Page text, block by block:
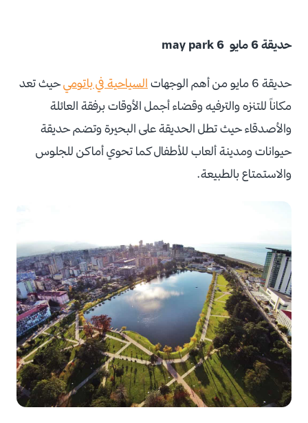
حديقة 6 مايو 6 may park
حديقة 6 مايو من أهم الوجهات السياحية في باتوميحيث تعد
مكاناً للتنزه والترفيه وقضاء أجمل الأوقات برفقة العائلة
والأصدقاء حيث تطل الحديقة على البحيرة وتضم حديقة
حيوانات ومدينة ألعاب للأطفال كما تحوي أماكن للجلوس
والاستمتاع بالطبيعة.